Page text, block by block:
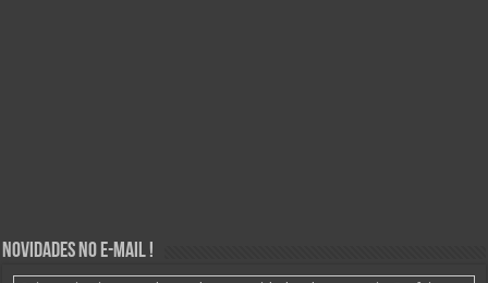
Novidades no E-mail !